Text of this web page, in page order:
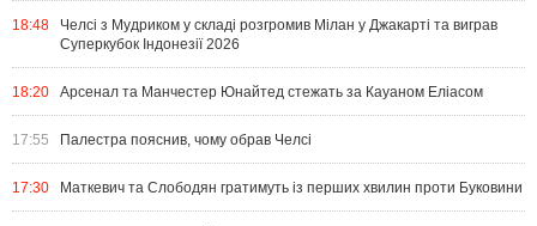
18:48
Челсі з Мудриком у складі розгромив Мілан у Джакарті та виграв
Суперкубок Індонезії 2026
18:20 Арсенал та Манчестер Юнайтед стежать за Кауаном Еліасом
17:55 Палестра пояснив, чому обрав Челсі
17:30 Маткевич та Слободян гратимуть із перших хвилин проти Буковини